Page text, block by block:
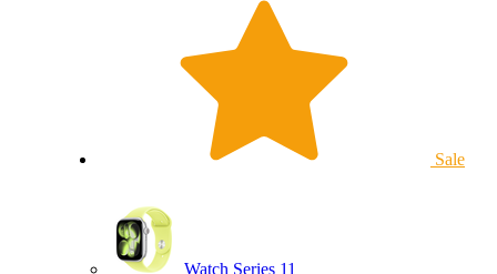
Sale
Watch Series 11